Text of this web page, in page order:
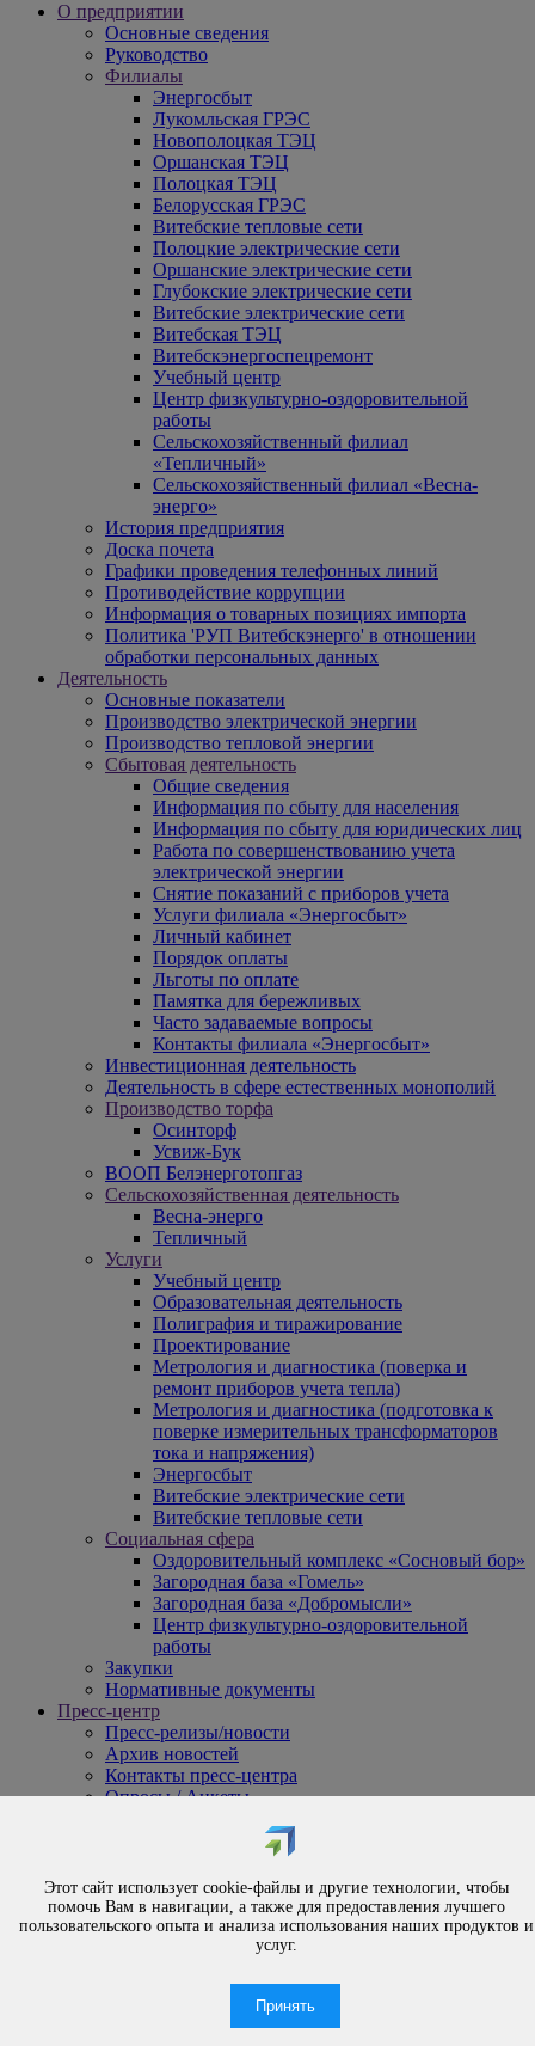
О предприятии
Основные сведения
Руководство
Филиалы
Энергосбыт
Лукомльская ГРЭС
Новополоцкая ТЭЦ
Оршанская ТЭЦ
Полоцкая ТЭЦ
Белорусская ГРЭС
Витебские тепловые сети
Полоцкие электрические сети
Оршанские электрические сети
Глубокские электрические сети
Витебские электрические сети
Витебская ТЭЦ
Витебскэнергоспецремонт
Учебный центр
Центр физкультурно-оздоровительной
работы
Сельскохозяйственный филиал
«Тепличный»
Сельскохозяйственный филиал «Весна-
энерго»
История предприятия
Доска почета
Графики проведения телефонных линий
Противодействие коррупции
Информация о товарных позициях импорта
Политика 'РУП Витебскэнерго' в отношении
обработки персональных данных
Деятельность
Основные показатели
Производство электрической энергии
Производство тепловой энергии
Сбытовая деятельность
Общие сведения
Информация по сбыту для населения
Информация по сбыту для юридических лиц
Работа по совершенствованию учета
электрической энергии
Снятие показаний с приборов учета
Услуги филиала «Энергосбыт»
Личный кабинет
Порядок оплаты
Льготы по оплате
Памятка для бережливых
Часто задаваемые вопросы
Контакты филиала «Энергосбыт»
Инвестиционная деятельность
Деятельность в сфере естественных монополий
Производство торфа
Осинторф
Усвиж-Бук
ВООП Белэнерготопгаз
Сельскохозяйственная деятельность
Весна-энерго
Тепличный
Услуги
Учебный центр
Образовательная деятельность
Полиграфия и тиражирование
Проектирование
Метрология и диагностика (поверка и
ремонт приборов учета тепла)
Метрология и диагностика (подготовка к
поверке измерительных трансформаторов
тока и напряжения)
Энергосбыт
Витебские электрические сети
Витебские тепловые сети
Социальная сфера
Оздоровительный комплекс «Сосновый бор»
Загородная база «Гомель»
Загородная база «Добромысли»
Центр физкультурно-оздоровительной
работы
Закупки
Нормативные документы
Пресс-центр
Пресс-релизы/новости
Архив новостей
Контакты пресс-центра
Опросы / Анкеты
Обращения
Порядок рассмотрения обращений
Личный приём
Электронные обращения
Часто задаваемые вопросы
Этот сайт использует cookie-файлы и другие технологии, чтобы
помочь Вам в навигации, а также для предоставления лучшего
пользовательского опыта и анализа использования наших продуктов и
услуг.
Принять